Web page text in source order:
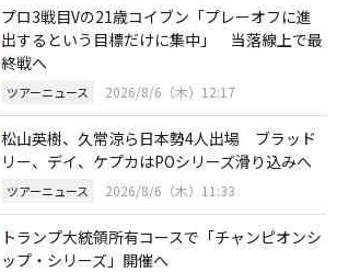
プロ3戦目Vの21歳コイブン「プレーオフに進
出するという目標だけに集中」 当落線上で最
終戦へ
ツアーニュース 2026/8/6（木）12:17
松山英樹、久常涼ら日本勢4人出場 ブラッド
リー、デイ、ケプカはPOシリーズ滑り込みへ
ツアーニュース 2026/8/6（木）11:33
トランプ大統領所有コースで「チャンピオンシ
ップ・シリーズ」開催へ